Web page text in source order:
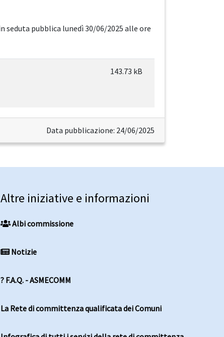
seduta pubblica lunedì 30/06/2025 alle ore
143.73 kB
Data pubblicazione: 24/06/2025
Altre iniziative e informazioni
Albi commissione
Notizie
? F.A.Q. - ASMECOMM
La Rete di committenza qualificata dei Comuni